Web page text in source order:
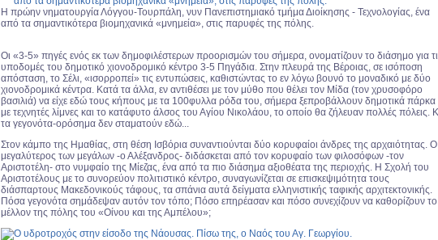
H πρώην νηματουργία Λόγγου-Τουρπάλη, νυν Πανεπιστημιακό τμήμα Διοίκησης - Τεχνολογίας, ένα
από τα σημαντικότερα βιομηχανικά «μνημεία», στις παρυφές της πόλης.
Οι «3-5» πηγές ενός εκ των δημοφιλέστερων προορισμών του σήμερα, ονοματίζουν το διάσημο για
υποδομές του δημοτικό χιονοδρομικό κέντρο 3-5 Πηγάδια. Στην πλευρά της Βέροιας, σε ισόποση
απόσταση, το Σέλι, «ισορροπεί» τις εντυπώσεις, καθιστώντας το εν λόγω βουνό το μοναδικό με δύο
χιονοδρομικά κέντρα. Κατά τα άλλα, εν αντιθέσει με τον μύθο που θέλει τον Μίδα (τον χρυσοφόρο
βασιλιά) να είχε εδώ τους κήπους με τα 100φυλλα ρόδα του, σήμερα ξεπροβάλλουν δημοτικά πάρκα
με τεχνητές λίμνες και το κατάφυτο άλσος του Αγίου Νικολάου, το οποίο θα ζήλευαν πολλές πόλεις.
τα γεγονότα-ορόσημα δεν σταματούν εδώ...
Στον κάμπο της Ημαθίας, στη θέση Ισβόρια συναντιούνται δύο κορυφαίοι άνδρες της αρχαιότητας. Ο
μεγαλύτερος των μεγάλων -ο Αλέξανδρος- διδάσκεται από τον κορυφαίο των φιλοσόφων -τον
Αριστοτέλη- στο νυμφαίο της Μίεζας, ένα από τα πιο διάσημα αξιοθέατα της περιοχής. Η Σχολή του
Αριστοτέλους με το συνορεύον πολιτιστικό κέντρο, συναγωνίζεται σε επισκεψιμότητα τους
διάσπαρτους Μακεδονικούς τάφους, τα σπάνια αυτά δείγματα ελληνιστικής ταφικής αρχιτεκτονικής.
Πόσα γεγονότα σημάδεψαν αυτόν τον τόπο; Πόσο επηρέασαν και πόσο συνεχίζουν να καθορίζουν το
μέλλον της πόλης του «Οίνου και της Αμπέλου»;